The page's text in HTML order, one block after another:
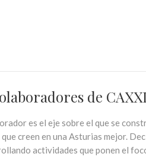
de
es el eje sobre el que se
creen en una Asturias mejor.
actividades que ponen el